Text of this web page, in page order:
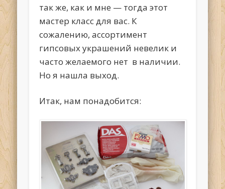
так же, как и мне — тогда этот
мастер класс для вас. К
сожалению, ассортимент
гипсовых украшений невелик и
часто желаемого нет в наличии.
Но я нашла выход.
Итак, нам понадобится: